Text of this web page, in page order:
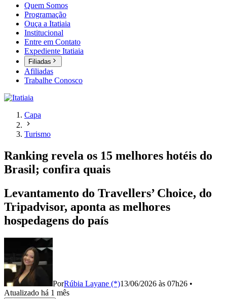
Quem Somos
Programação
Ouça a Itatiaia
Institucional
Entre em Contato
Expediente Itatiaia
Filiadas
Afiliadas
Trabalhe Conosco
Capa
Turismo
Ranking revela os 15 melhores hotéis do
Brasil; confira quais
Levantamento do Travellers’ Choice, do
Tripadvisor, aponta as melhores
hospedagens do país
PorRúbia Layane (*)13/06/2026 às 07h26 •
Atualizado há 1 mês